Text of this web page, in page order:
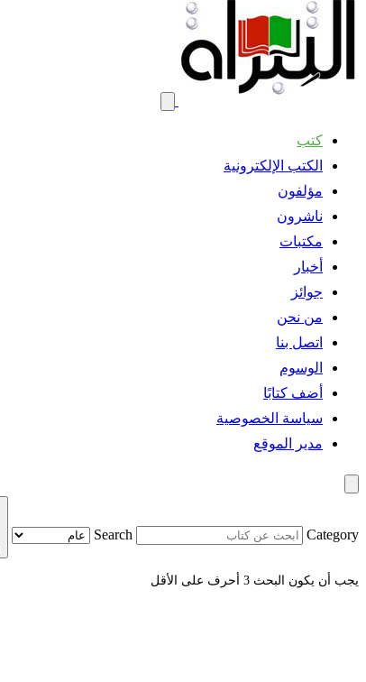
كتب
الكتب الإلكترونية
مؤلفون
ناشرون
مكتبات
أخبار
جوائز
من نحن
اتصل بنا
الوسوم
أضف كتابًا
سياسة الخصوصية
مدير الموقع
Search Category
يجب أن يكون البحث 3 أحرف على الأقل